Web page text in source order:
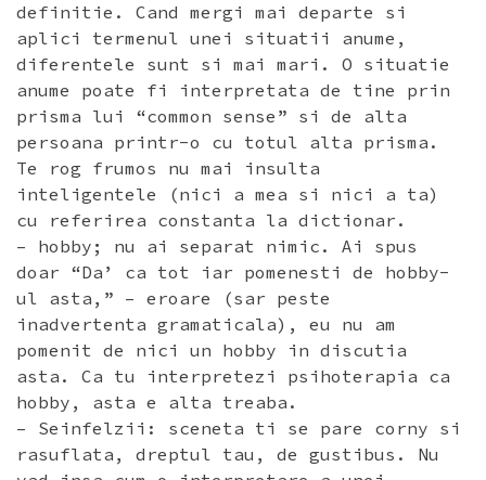
definitie. Cand mergi mai departe si
aplici termenul unei situatii anume,
diferentele sunt si mai mari. O situatie
anume poate fi interpretata de tine prin
prisma lui “common sense” si de alta
persoana printr-o cu totul alta prisma.
Te rog frumos nu mai insulta
inteligentele (nici a mea si nici a ta)
cu referirea constanta la dictionar.
– hobby; nu ai separat nimic. Ai spus
doar “Da’ ca tot iar pomenesti de hobby-
ul asta,” – eroare (sar peste
inadvertenta gramaticala), eu nu am
pomenit de nici un hobby in discutia
asta. Ca tu interpretezi psihoterapia ca
hobby, asta e alta treaba.
– Seinfelzii: sceneta ti se pare corny si
rasuflata, dreptul tau, de gustibus. Nu